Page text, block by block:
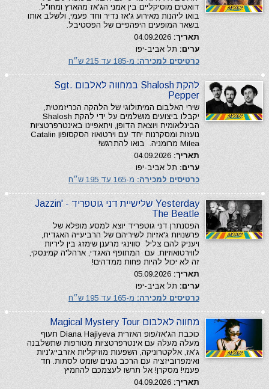
דואטים מוסיקליים בין אמני הג'אז מהארץ ומחו"ל.
בואו ליהנות מאירוע ג'אז נדיר וחד פעמי, ולשלב אותו
בשאר המופעים היפהפיים של הפסטיבל.
תאריך:
ערים: תל אביב-יפו
כרטיסים למכירה: מ-185 עד 215 ש״ח
להקת Shalosh במחווה לאלבום Sgt.
Pepper
שירי האלבום המיתולוגי של הלהקה הכריזמטית,
יקבלו ביצועים מושלמים על ידי להקת Shalosh
הבינלאומית ויוצאת הדופן, ויתאפיינו באינטרפרטציות
נועזות ומסקרנות יחד עם וירטואוז הסקסופון Catalin
Milea מרומניה. בואו להתרגש!
תאריך:
ערים: תל אביב-יפו
כרטיסים למכירה: מ-165 עד 195 ש״ח
Yesterday שלישיית דני גוטפריד - Jazzin'
The Beatle
הפסנתרן דני גוטפריד יוצא למסע מופלא של
פרשנויות ג'אזיות לשיריהם של הרביעייה האגדית,
ויעניק להם צליל סווינגי מרענן שימזג בין ליריות
לווירטואוזיות. עם המתופף האגדי, ארהל'ה קמינסקי,
זה לא יכול להיות פחות ממדהים!
תאריך:
ערים: תל אביב-יפו
כרטיסים למכירה: מ-165 עד 195 ש״ח
מחווה לאלבום Magical Mystery Tour
כוכבת הג'אז/פופ האזרית Diana Hajiyeva תעוף
מעלה מעלה עם אינטרפרטציות מטורפות שתשלבנה
ג'אז, אלקטרוניקה, השפעות מוזיקליות אזרבייג'ניות
ואימפרוביזציה עם הרכב נגנים שומט לסתות. חד
פעמי! מסקרן! אל תרשו לעצמכם להחמיץ
תאריך: